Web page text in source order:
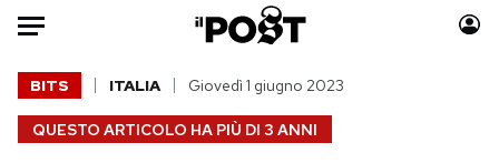
Auto
HOME
QUESTO ARTICOLO HA PIÙ DI 3 ANNI
BITS ITALIA Giovedì 1 giugno 2023